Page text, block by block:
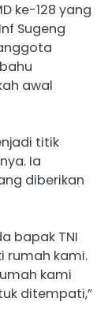
ke-128 yang
Sugeng
awal
titik
Ia
diberikan
bapak TNI
rumah kami.
kami
ditempati,”